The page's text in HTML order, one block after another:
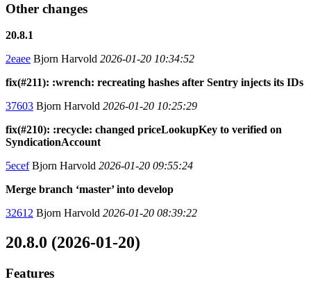
Other changes
20.8.1
2eaee Bjorn Harvold 2026-01-20 10:34:52
fix(#211): :wrench: recreating hashes after Sentry injects its IDs
37603 Bjorn Harvold 2026-01-20 10:25:29
fix(#210): :recycle: changed priceLookupKey to verified on
SyndicationAccount
5ecefBjorn Harvold 2026-01-20 09:55:24
Merge branch ‘master’ into develop
32612 Bjorn Harvold 2026-01-20 08:39:22
20.8.0 (2026-01-20)
Features